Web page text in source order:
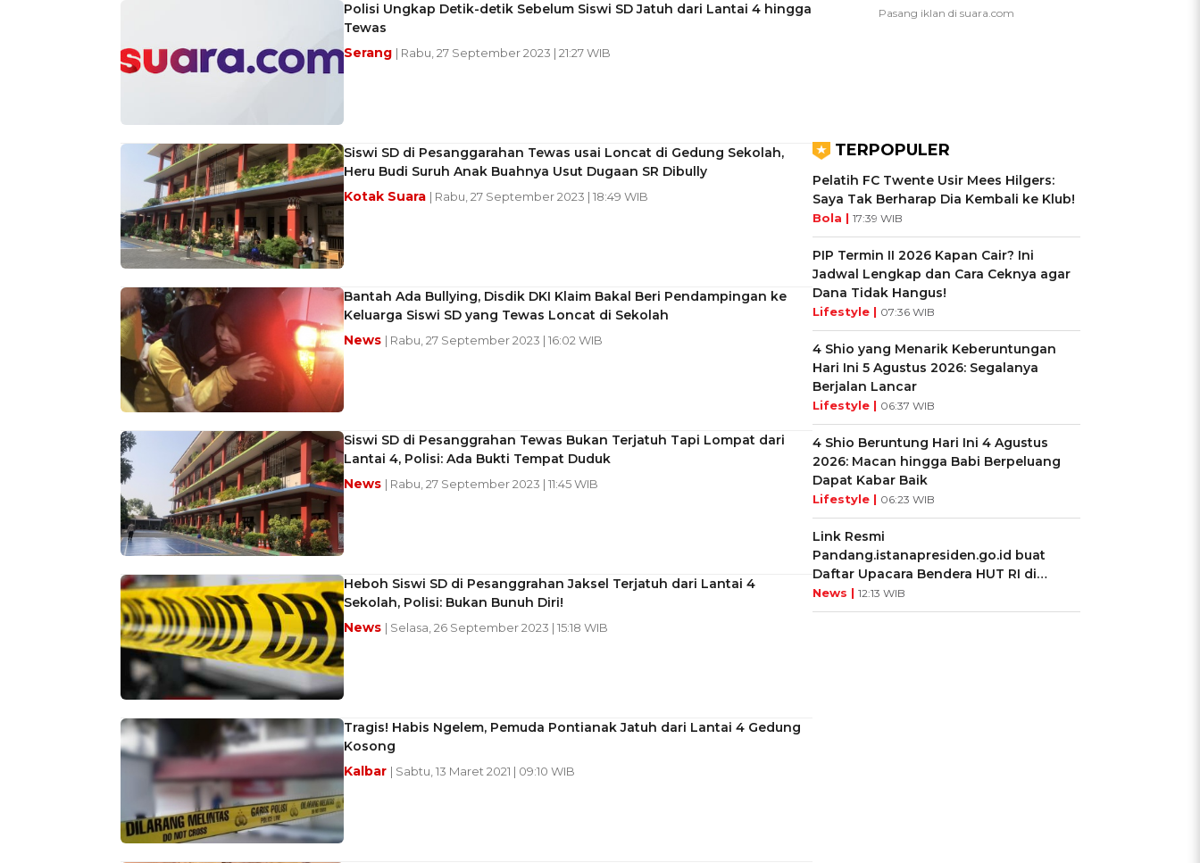
Polisi Ungkap Detik-detik Sebelum Siswi SD Jatuh dari Lantai 4 hingga
Tewas
Serang | Rabu, 27 September 2023 | 21:27 WIB
Siswi SD di Pesanggarahan Tewas usai Loncat di Gedung Sekolah,
Heru Budi Suruh Anak Buahnya Usut Dugaan SR Dibully
Kotak Suara | Rabu, 27 September 2023 | 18:49 WIB
Bantah Ada Bullying, Disdik DKI Klaim Bakal Beri Pendampingan ke
Keluarga Siswi SD yang Tewas Loncat di Sekolah
News | Rabu, 27 September 2023 | 16:02 WIB
Siswi SD di Pesanggrahan Tewas Bukan Terjatuh Tapi Lompat dari
Lantai 4, Polisi: Ada Bukti Tempat Duduk
News | Rabu, 27 September 2023 | 11:45 WIB
Heboh Siswi SD di Pesanggrahan Jaksel Terjatuh dari Lantai 4
Sekolah, Polisi: Bukan Bunuh Diri!
News | Selasa, 26 September 2023 | 15:18 WIB
Tragis! Habis Ngelem, Pemuda Pontianak Jatuh dari Lantai 4 Gedung
Kosong
Kalbar | Sabtu, 13 Maret 2021 | 09:10 WIB
TERPOPULER
Pelatih FC Twente Usir Mees Hilgers:
Saya Tak Berharap Dia Kembali ke Klub!
Bola | 17:39 WIB
PIP Termin II 2026 Kapan Cair? Ini
Jadwal Lengkap dan Cara Ceknya agar
Dana Tidak Hangus!
Lifestyle | 07:36 WIB
4 Shio yang Menarik Keberuntungan
Hari Ini 5 Agustus 2026: Segalanya
Berjalan Lancar
Lifestyle | 06:37 WIB
4 Shio Beruntung Hari Ini 4 Agustus
2026: Macan hingga Babi Berpeluang
Dapat Kabar Baik
Lifestyle | 06:23 WIB
Link Resmi
Pandang.istanapresiden.go.id buat
Daftar Upacara Bendera HUT RI di
Istana Negara
News | 12:13 WIB